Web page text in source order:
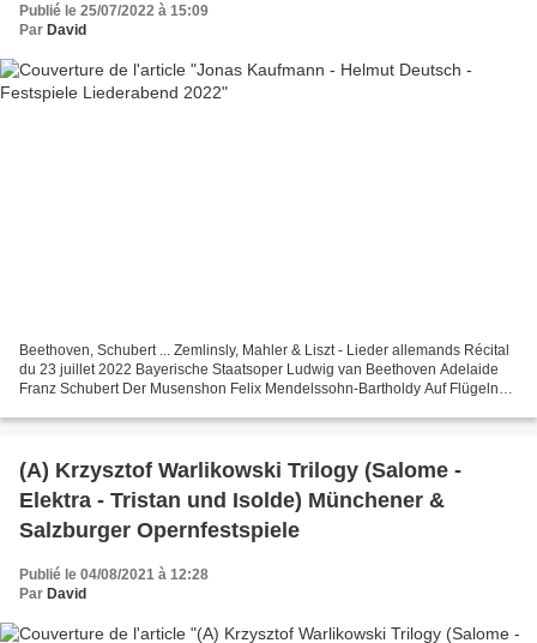
Publié le 25/07/2022 à 15:09
Par David
Beethoven, Schubert ... Zemlinsly, Mahler & Liszt - Lieder allemands Récital
du 23 juillet 2022 Bayerische Staatsoper Ludwig van Beethoven Adelaide
Franz Schubert Der Musenshon Felix Mendelssohn-Bartholdy Auf Flügeln
(A) Krzysztof Warlikowski Trilogy (Salome -
Elektra - Tristan und Isolde) Münchener &
Salzburger Opernfestspiele
Publié le 04/08/2021 à 12:28
Par David